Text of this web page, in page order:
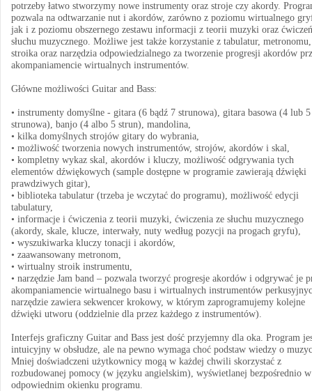
potrzeby łatwo stworzymy nowe instrumenty oraz stroje czy akordy.
pozwala na odtwarzanie nut i akordów, zarówno z poziomu wirtualnego
jak i z poziomu obszernego zestawu informacji z teorii muzyki oraz ćwiczeń
słuchu muzycznego. Możliwe jest także korzystanie z tabulatur, metronomu,
stroika oraz narzędzia odpowiedzialnego za tworzenie progresji akordów
akompaniamencie wirtualnych instrumentów.
Główne możliwości Guitar and Bass:
• instrumenty domyślne - gitara (6 bądź 7 strunowa), gitara basowa (4 lub 5
strunowa), banjo (4 albo 5 strun), mandolina,
• kilka domyślnych strojów gitary do wybrania,
• możliwość tworzenia nowych instrumentów, strojów, akordów i skal,
• kompletny wykaz skal, akordów i kluczy, możliwość odgrywania tych
elementów dźwiękowych (sample dostępne w programie zawierają dźwięki
prawdziwych gitar),
• biblioteka tabulatur (trzeba je wczytać do programu), możliwość edycji
tabulatury,
• informacje i ćwiczenia z teorii muzyki, ćwiczenia ze słuchu muzycznego
(akordy, skale, klucze, interwały, nuty według pozycji na progach gryfu),
• wyszukiwarka kluczy tonacji i akordów,
• zaawansowany metronom,
• wirtualny stroik instrumentu,
• narzędzie Jam band – pozwala tworzyć progresje akordów i odgrywać je
akompaniamencie wirtualnego basu i wirtualnych instrumentów
narzędzie zawiera sekwencer krokowy, w którym zaprogramujemy kolejne
dźwięki utworu (oddzielnie dla przez każdego z instrumentów).
Interfejs graficzny Guitar and Bass jest dość przyjemny dla oka. Program
intuicyjny w obsłudze, ale na pewno wymaga choć podstaw wiedzy o
Mniej doświadczeni użytkownicy mogą w każdej chwili skorzystać z
rozbudowanej pomocy (w języku angielskim), wyświetlanej bezpośrednio w
odpowiednim okienku programu.